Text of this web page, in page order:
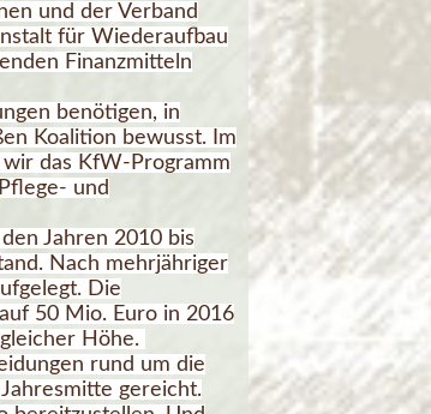
und der Verband
für Wiederaufbau
Finanzmitteln
benötigen, in
Koalition bewusst. Im
wir das KfW-Programm
und
Jahren 2010 bis
Nach mehrjähriger
Die
50 Mio. Euro in 2016
Höhe.
rund um die
gereicht.